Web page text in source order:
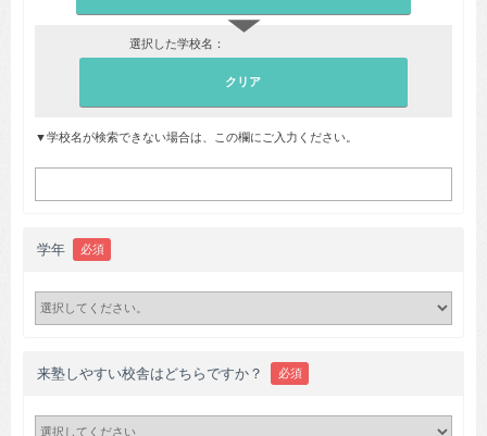
選択した学校名：
▼学校名が検索できない場合は、この欄にご入力ください。
学年 必須
来塾しやすい校舎はどちらですか？ 必須